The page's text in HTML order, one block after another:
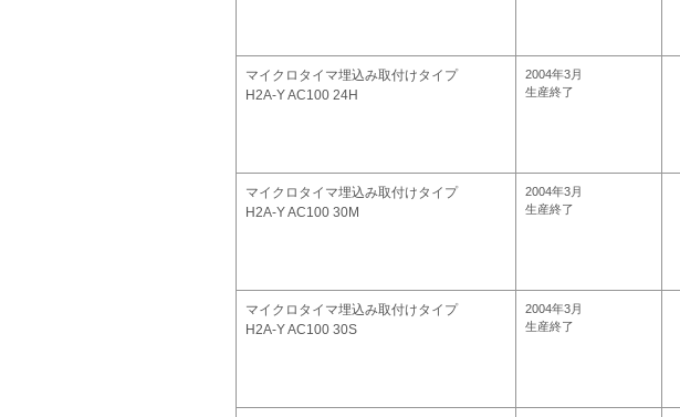
マイクロタイマ埋込み取付けタイプ
H2A-Y AC100 24H
2004年3月
生産終了
マイクロタイマ埋込み取付けタイプ
H2A-Y AC100 30M
2004年3月
生産終了
マイクロタイマ埋込み取付けタイプ
H2A-Y AC100 30S
2004年3月
生産終了